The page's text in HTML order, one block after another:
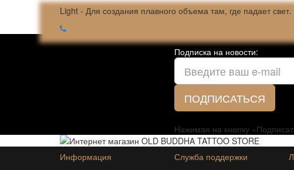
Light - Для создания плавного объема там, где падает свет.
Подписка на новости:
ПОДПИСАТЬСЯ
Нажимая на кнопку
Информация
Служба поддержки